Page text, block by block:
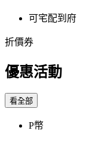
可宅配到府
折價券
優惠活動
看全部
P幣